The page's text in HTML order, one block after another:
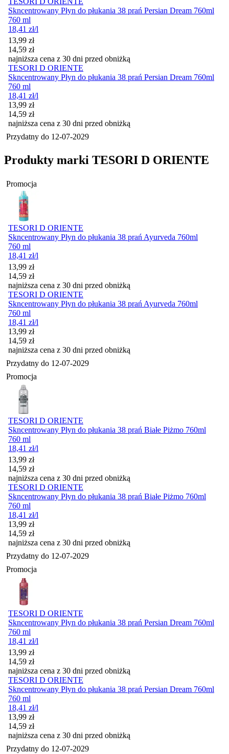
Skncentrowany Płyn do płukania 38 prań Persian Dream 760ml
760 ml
18,41 zł/l
Cena promocyjna
13,99 zł
14,59 zł
najniższa cena z 30 dni przed obniżką
TESORI D ORIENTE
Skncentrowany Płyn do płukania 38 prań Persian Dream 760ml
760 ml
18,41 zł/l
Cena promocyjna
13,99 zł
14,59 zł
najniższa cena z 30 dni przed obniżką
Przydatny do 12-07-2029
Produkty marki TESORI D ORIENTE
Promocja
TESORI D ORIENTE
Skncentrowany Płyn do płukania 38 prań Ayurveda 760ml
760 ml
18,41 zł/l
Cena promocyjna
13,99 zł
14,59 zł
najniższa cena z 30 dni przed obniżką
TESORI D ORIENTE
Skncentrowany Płyn do płukania 38 prań Ayurveda 760ml
760 ml
18,41 zł/l
Cena promocyjna
13,99 zł
14,59 zł
najniższa cena z 30 dni przed obniżką
Przydatny do 12-07-2029
Promocja
TESORI D ORIENTE
Skncentrowany Płyn do płukania 38 prań Białe Piżmo 760ml
760 ml
18,41 zł/l
Cena promocyjna
13,99 zł
14,59 zł
najniższa cena z 30 dni przed obniżką
TESORI D ORIENTE
Skncentrowany Płyn do płukania 38 prań Białe Piżmo 760ml
760 ml
18,41 zł/l
Cena promocyjna
13,99 zł
14,59 zł
najniższa cena z 30 dni przed obniżką
Przydatny do 12-07-2029
Promocja
TESORI D ORIENTE
Skncentrowany Płyn do płukania 38 prań Persian Dream 760ml
760 ml
18,41 zł/l
Cena promocyjna
13,99 zł
14,59 zł
najniższa cena z 30 dni przed obniżką
TESORI D ORIENTE
Skncentrowany Płyn do płukania 38 prań Persian Dream 760ml
760 ml
18,41 zł/l
Cena promocyjna
13,99 zł
14,59 zł
najniższa cena z 30 dni przed obniżką
Przydatny do 12-07-2029